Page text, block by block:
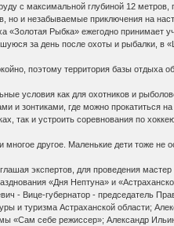
с максимальной глубиной 12
но и незабываемые приключения на
Рыбка» ежегодно принимает
за день после охоты и рыбалки, в
поэтому территория базы отдыха
условия как для охотников и
зонтиками, где можно прокатиться
так и устроить соревнования по
другое. Маленькие дети тоже не
экспертов, для проведения
«Дня Нептуна» и
- Вице-губернатор - председатель
и туризма Астраханской области;
«Сам себе режиссер»; Александр